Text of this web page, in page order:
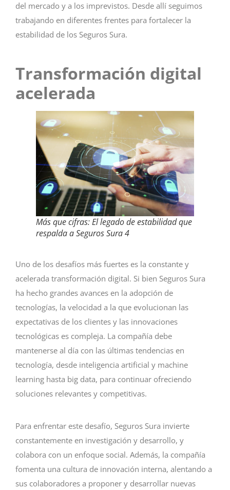
del mercado y a los imprevistos. Desde allí seguimos
trabajando en diferentes frentes para fortalecer la
estabilidad de los Seguros Sura.
Transformación digital
acelerada
Más que cifras: El legado de estabilidad que
respalda a Seguros Sura 4
Uno de los desafíos más fuertes es la constante y
acelerada transformación digital. Si bien Seguros Sura
ha hecho grandes avances en la adopción de
tecnologías, la velocidad a la que evolucionan las
expectativas de los clientes y las innovaciones
tecnológicas es compleja. La compañía debe
mantenerse al día con las últimas tendencias en
tecnología, desde inteligencia artificial y machine
learning hasta big data, para continuar ofreciendo
soluciones relevantes y competitivas.
Para enfrentar este desafío, Seguros Sura invierte
constantemente en investigación y desarrollo, y
colabora con un enfoque social. Además, la compañía
fomenta una cultura de innovación interna, alentando a
sus colaboradores a proponer y desarrollar nuevas